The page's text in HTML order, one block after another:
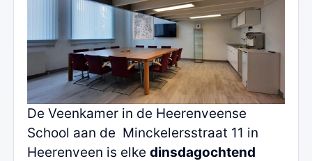
De Veenkamer in de Heerenveense
School aan de Minckelersstraat 11 in
Heerenveen is elke dinsdagochtend